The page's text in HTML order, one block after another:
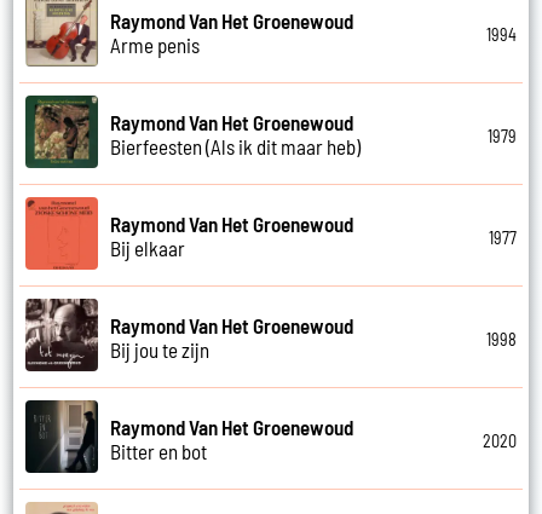
Raymond Van Het Groenewoud
Arme penis
1994
Raymond Van Het Groenewoud
Bierfeesten (Als ik dit maar heb)
1979
Raymond Van Het Groenewoud
Bij elkaar
1977
Raymond Van Het Groenewoud
Bij jou te zijn
1998
Raymond Van Het Groenewoud
Bitter en bot
2020